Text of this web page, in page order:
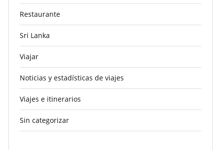
Restaurante
Sri Lanka
Viajar
Noticias y estadísticas de viajes
Viajes e itinerarios
Sin categorizar